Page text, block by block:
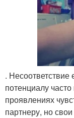
.
потенциалу
проявлениях
партнеру, но